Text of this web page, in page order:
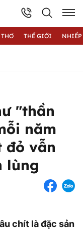
THẾ GIỚI
"thần
năm
đỏ vẫn
lùng
chít là đặc sản